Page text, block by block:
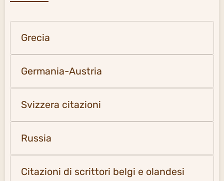
Grecia
Germania-Austria
Svizzera citazioni
Russia
Citazioni di scrittori belgi e olandesi